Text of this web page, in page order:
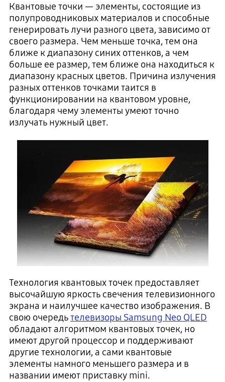
Квантовые точки — элементы, состоящие из
полупроводниковых материалов и способные
генерировать лучи разного цвета, зависимо от
своего размера. Чем меньше точка, тем она
ближе к диапазону синих оттенков, а чем
больше ее размер, тем ближе она находиться к
диапазону красных цветов. Причина излучения
разных оттенков точками таится в
функционировании на квантовом уровне,
благодаря чему элементы умеют точно
излучать нужный цвет.
Технология квантовых точек предоставляет
высочайшую яркость свечения телевизионного
экрана и наилучшее качество изображения. В
свою очередьтелевизоры Samsung Neo QLED
обладают алгоритмом квантовых точек, но
имеют другой процессор и поддерживают
другие технологии, а сами квантовые
элементы намного меньшего размера и в
названии имеют приставку mini.